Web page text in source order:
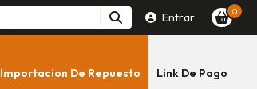
Entrar 0
Importacion De Repuesto Link De Pago